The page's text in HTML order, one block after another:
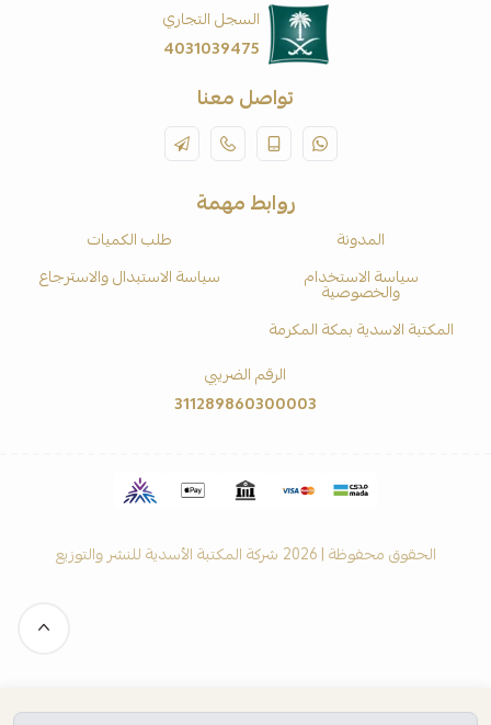
السجل التجاري
4031039475
تواصل معنا
روابط مهمة
المدونة
طلب الكميات
سياسة الاستخدام
والخصوصية
سياسة الاستبدال والاسترجاع
المكتبة الاسدية بمكة المكرمة
الرقم الضريبي
311289860300003
الحقوق محفوظة | 2026 شركة المكتبة الأسدية للنشر والتوزيع